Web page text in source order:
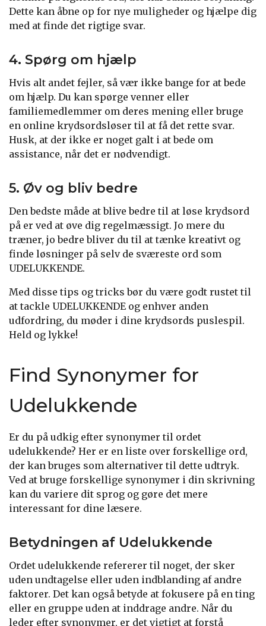
Dette kan åbne op for nye muligheder og hjælpe dig
med at finde det rigtige svar.
4. Spørg om hjælp
Hvis alt andet fejler, så vær ikke bange for at bede
om hjælp. Du kan spørge venner eller
familiemedlemmer om deres mening eller bruge
en online krydsordsløser til at få det rette svar.
Husk, at der ikke er noget galt i at bede om
assistance, når det er nødvendigt.
5. Øv og bliv bedre
Den bedste måde at blive bedre til at løse krydsord
på er ved at øve dig regelmæssigt. Jo mere du
træner, jo bedre bliver du til at tænke kreativt og
finde løsninger på selv de sværeste ord som
UDELUKKENDE.
Med disse tips og tricks bør du være godt rustet til
at tackle UDELUKKENDE og enhver anden
udfordring, du møder i dine krydsords puslespil.
Held og lykke!
Find Synonymer for
Udelukkende
Er du på udkig efter synonymer til ordet
udelukkende? Her er en liste over forskellige ord,
der kan bruges som alternativer til dette udtryk.
Ved at bruge forskellige synonymer i din skrivning
kan du variere dit sprog og gøre det mere
interessant for dine læsere.
Betydningen af Udelukkende
Ordet udelukkende refererer til noget, der sker
uden undtagelse eller uden indblanding af andre
faktorer. Det kan også betyde at fokusere på en ting
eller en gruppe uden at inddrage andre. Når du
leder efter synonymer, er det vigtigt at forstå